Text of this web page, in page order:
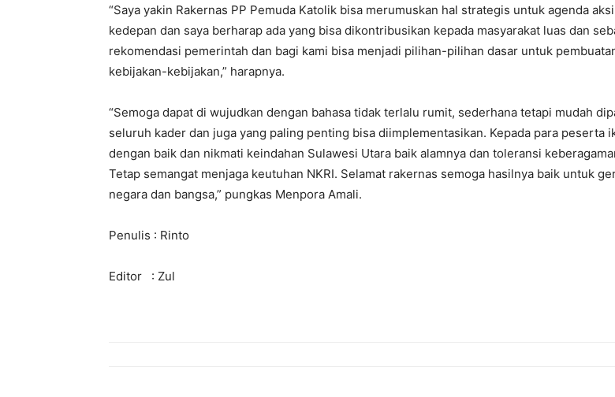
“Saya yakin Rakernas PP Pemuda Katolik bisa merumuskan hal strategis untuk agenda aksi
kedepan dan saya berharap ada yang bisa dikontribusikan kepada masyarakat luas dan
rekomendasi pemerintah dan bagi kami bisa menjadi pilihan-pilihan dasar untuk
kebijakan-kebijakan,” harapnya.
“Semoga dapat di wujudkan dengan bahasa tidak terlalu rumit, sederhana tetapi mudah
seluruh kader dan juga yang paling penting bisa diimplementasikan. Kepada para peserta
dengan baik dan nikmati keindahan Sulawesi Utara baik alamnya dan toleransi
Tetap semangat menjaga keutuhan NKRI. Selamat rakernas semoga hasilnya baik untuk
negara dan bangsa,” pungkas Menpora Amali.
Penulis : Rinto
Editor : Zul